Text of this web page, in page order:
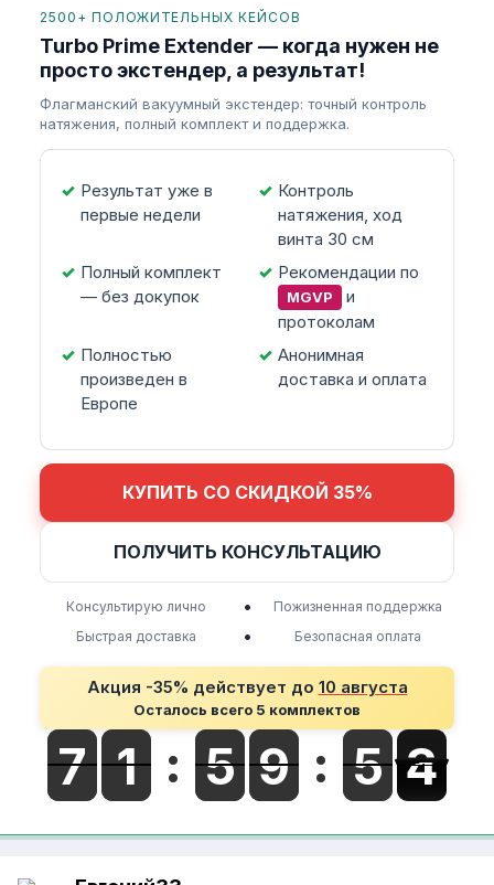
2500+ ПОЛОЖИТЕЛЬНЫХ КЕЙСОВ
Turbo Prime Extender — когда нужен не
просто экстендер, а результат!
Флагманский вакуумный экстендер: точный контроль
натяжения, полный комплект и поддержка.
Результат уже в
первые недели
Контроль
натяжения, ход
винта 30 см
Полный комплект
— без докупок
Рекомендации по
MGVP
и
протоколам
Полностью
произведен в
Европе
Анонимная
доставка и оплата
КУПИТЬ СО СКИДКОЙ 35%
ПОЛУЧИТЬ КОНСУЛЬТАЦИЮ
Консультирую лично •
Пожизненная поддержка
Быстрая доставка
• Безопасная оплата
Акция -35% действует до 10 августа
Осталось всего 5 комплектов